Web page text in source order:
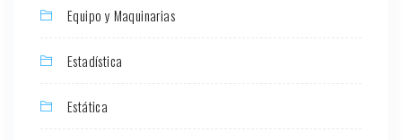
Equipo y Maquinarias
Estadística
Estática